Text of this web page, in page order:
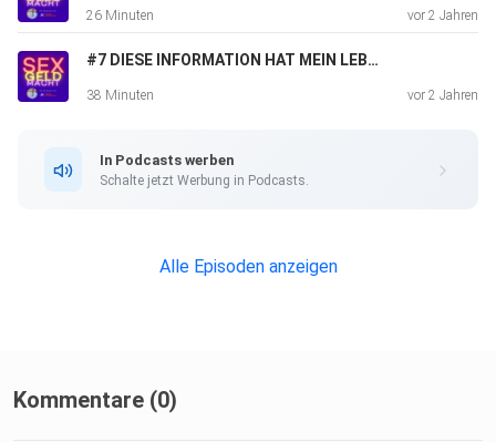
26 Minuten vor 2 Jahren
#7 DIESE INFORMATION HAT MEIN LEBEN GERETTET
38 Minuten vor 2 Jahren
In Podcasts werben
Schalte jetzt Werbung in Podcasts.
Alle Episoden anzeigen
Kommentare (0)